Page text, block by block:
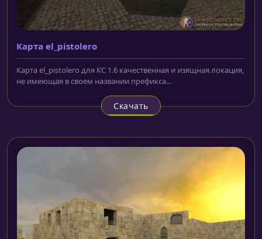
Карта el_pistolero
Карта el_pistolero для КС 1.6 качественная и изящная локация,
не имеющая в своем названии префикса...
Скачать